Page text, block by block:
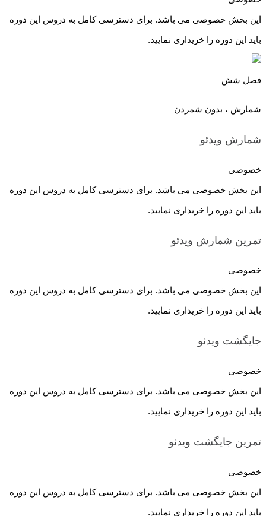
این بخش خصوصی می باشد. برای دسترسی کامل به دروس این دوره
باید این دوره را خریداری نمایید.
فصل شش
شمارش ، بدون شمردن
شمارش ویدئو
خصوصی
این بخش خصوصی می باشد. برای دسترسی کامل به دروس این دوره
باید این دوره را خریداری نمایید.
تمرین شمارش ویدئو
خصوصی
این بخش خصوصی می باشد. برای دسترسی کامل به دروس این دوره
باید این دوره را خریداری نمایید.
جایگشت ویدئو
خصوصی
این بخش خصوصی می باشد. برای دسترسی کامل به دروس این دوره
باید این دوره را خریداری نمایید.
تمرین جایگشت ویدئو
خصوصی
این بخش خصوصی می باشد. برای دسترسی کامل به دروس این دوره
باید این دوره را خریداری نمایید.